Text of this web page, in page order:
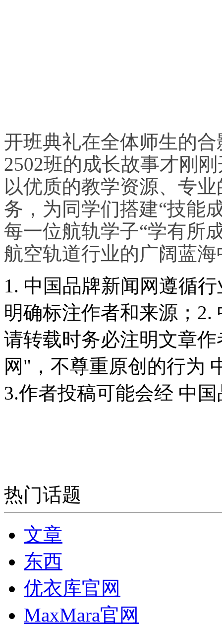
开班典礼在全体师生的
2502班的成长故事才刚
以优质的教学资源、专
务，为同学们搭建“技能
每一位航轨学子“学有所
航空轨道行业的广阔蓝
1. 中国品牌新闻网遵循
明确标注作者和来源；
请转载时务必注明文章
网"，不尊重原创的行为
3.作者投稿可能会经 中
热门话题
文章
东西
优衣库官网
MaxMara官网